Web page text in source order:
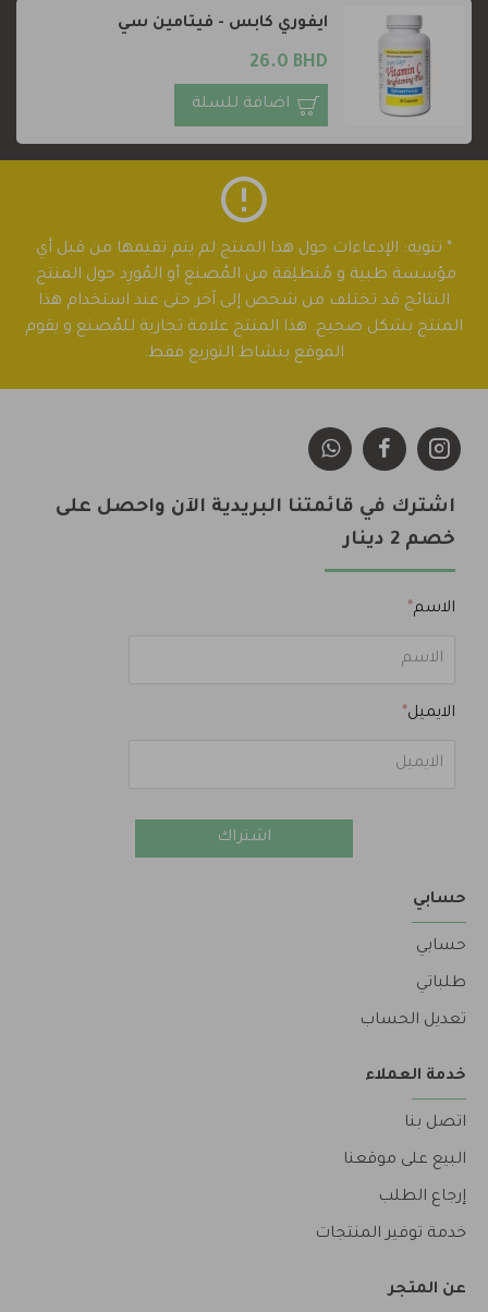
ايفوري كابس - فيتامين سي
26.0 BHD
اضافة للسلة
* تنويه: الإدعاءات حول هذا المنتج لم يتم تقيمها من قبل أي
مؤسسة طبية و مُنطلِقة من المُصنع أو المُورِد حول المنتج.
النتائج قد تختلف من شخص إلى آخر حتى عند استخدام هذا
المنتج بشكل صحيح. هذا المنتج علامة تجارية للمُصنع و يقوم
الموقع بنشاط التوزيع فقط.
اشترك في قائمتنا البريدية الآن واحصل على
خصم 2 دينار
الاسم
الايميل
اشتراك
حسابي
حسابي
طلباتي
تعديل الحساب
خدمة العملاء
اتصل بنا
البيع على موقعنا
إرجاع الطلب
خدمة توفير المنتجات
عن المتجر